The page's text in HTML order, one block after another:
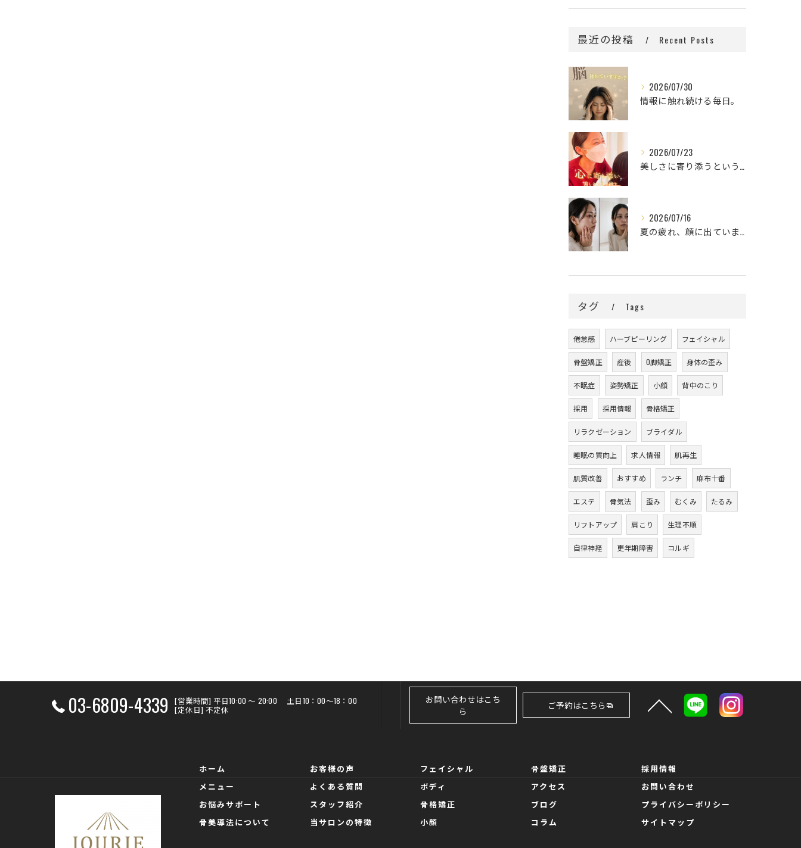
最近の投稿 Recent Posts
2026/07/30
情報に触れ続ける毎日。
2026/07/23
美しさに寄り添うということ。
2026/07/16
夏の疲れ、顔に出ていませんか？🌿
タグ Tags
倦怠感 ハーブピーリング フェイシャル
骨盤矯正 産後 O脚矯正 身体の歪み
不眠症 姿勢矯正 小顔 背中のこり
採用 採用情報 骨格矯正
リラクゼーション ブライダル
睡眠の質向上 求人情報 肌再生
肌質改善 おすすめ ランチ 麻布十番
エステ 骨気法 歪み むくみ たるみ
リフトアップ 肩こり 生理不順
自律神経 更年期障害 コルギ
03-6809-4339 [営業時間] 平日10:00 〜 20:00 土日10：00～18：00
[定休日] 不定休
お問い合わせはこち
ら
ご予約はこちら
ホーム
メニュー
お悩みサポート
骨美導法について
お客様の声
よくある質問
スタッフ紹介
当サロンの特徴
フェイシャル
ボディ
骨格矯正
小顔
骨盤矯正
アクセス
ブログ
コラム
採用情報
お問い合わせ
プライバシーポリシー
サイトマップ